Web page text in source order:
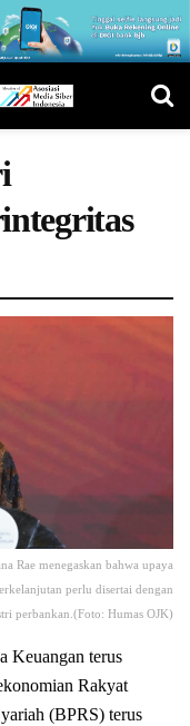
Rae menegaskan bahwa upaya
perlu disertai dengan
perbankan.(Foto: Humas OJK)
Keuangan terus
Rakyat
(BPRS) terus